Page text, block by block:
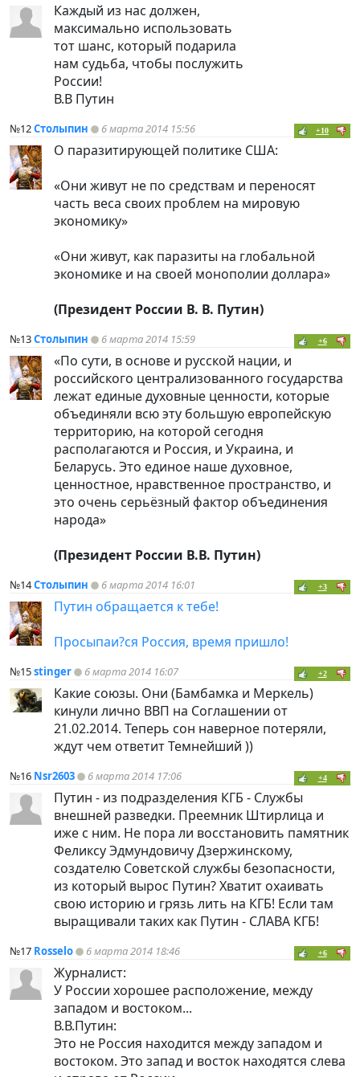
Каждый из нас должен,
максимально использовать
тот шанс, который подарила
нам судьба, чтобы послужить
России!
В.В Путин
№12Столыпин 6 марта 2014 15:56 +10
О паразитирующей политике США:
«Они живут не по средствам и переносят
часть веса своих проблем на мировую
экономику»
«Они живут, как паразиты на глобальной
экономике и на своей монополии доллара»
(Президент России В. В. Путин)
№13Столыпин 6 марта 2014 15:59 +6
«По сути, в основе и русской нации, и
российского централизованного государства
лежат единые духовные ценности, которые
объединяли всю эту большую европейскую
территорию, на которой сегодня
располагаются и Россия, и Украина, и
Беларусь. Это единое наше духовное,
ценностное, нравственное пространство, и
это очень серьёзный фактор объединения
народа»
(Президент России В.В. Путин)
№14Столыпин 6 марта 2014 16:01 +3
Путин обращается к тебе!
Просыпаи?ся Россия, время пришло!
№15stinger 6 марта 2014 16:07 +2
Какие союзы. Они (Бамбамка и Меркель)
кинули лично ВВП на Соглашении от
21.02.2014. Теперь сон наверное потеряли,
ждут чем ответит Темнейший ))
№16 Nsr2603 6 марта 2014 17:06 +4
Путин - из подразделения КГБ - Службы
внешней разведки. Преемник Штирлица и
иже с ним. Не пора ли восстановить памятник
Феликсу Эдмундовичу Дзержинскому,
создателю Советской службы безопасности,
из который вырос Путин? Хватит охаивать
свою историю и грязь лить на КГБ! Если там
выращивали таких как Путин - СЛАВА КГБ!
№17 Rosselo 6 марта 2014 18:46 +6
Журналист:
У России хорошее расположение, между
западом и востоком...
В.В.Путин:
Это не Россия находится между западом и
востоком. Это запад и восток находятся слева